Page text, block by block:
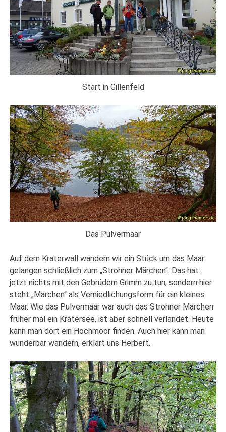
Start in Gillenfeld
Das Pulvermaar
Auf dem Kraterwall wandern wir ein Stück um das Maar
gelangen schließlich zum „Strohner Märchen“. Das hat
jetzt nichts mit den Gebrüdern Grimm zu tun, sondern hier
steht „Märchen“ als Verniedlichungsform für ein kleines
Maar. Wie das Pulvermaar war auch das Strohner Märchen
früher mal ein Kratersee, ist aber schnell verlandet. Heute
kann man dort ein Hochmoor finden. Auch hier kann man
wunderbar wandern, erklärt uns Herbert.